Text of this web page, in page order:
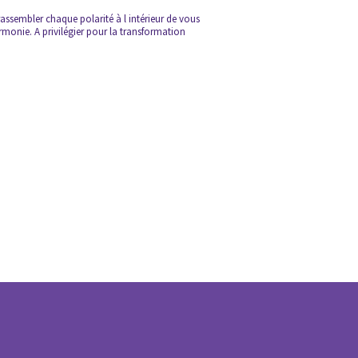
chaque polarité à l intérieur de vous
A privilégier pour la transformation